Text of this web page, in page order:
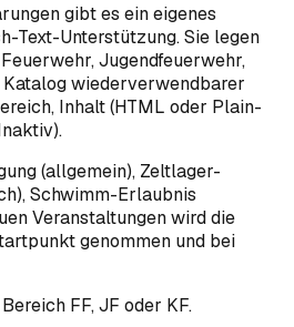
gibt es ein eigenes
Text-Unterstützung. Sie legen
Jugendfeuerwehr,
wiederverwendbarer
Inhalt (HTML oder Plain-
(allgemein), Zeltlager-
Schwimm-Erlaubnis
Veranstaltungen wird die
genommen und bei
FF, JF oder KF.